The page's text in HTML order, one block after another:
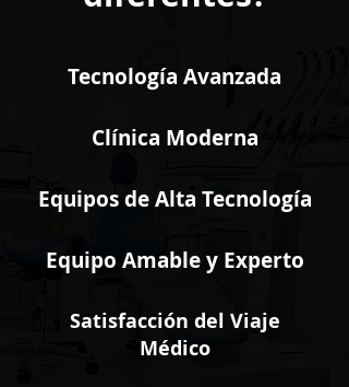
Tecnología Avanzada
Clínica Moderna
Equipos de Alta Tecnología
Equipo Amable y Experto
Satisfacción del Viaje
Médico